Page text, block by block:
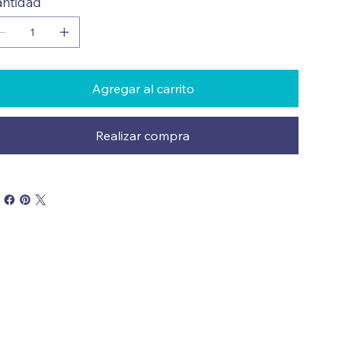
Agregar al carrito
Realizar compra